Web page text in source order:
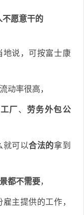
不愿意干的
地说，可按富士康
动率很高，
厂、 劳务外包公
就可以合法的拿到
都不需要，
主提供的工作，